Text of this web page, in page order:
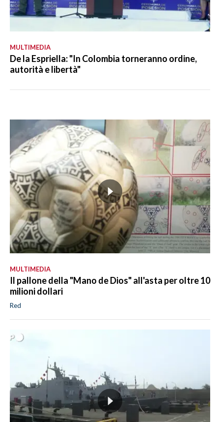
MULTIMEDIA
De la Espriella: "In Colombia torneranno ordine,
autorità e libertà"
MULTIMEDIA
Il pallone della "Mano de Dios" all'asta per oltre 10
milioni dollari
Red